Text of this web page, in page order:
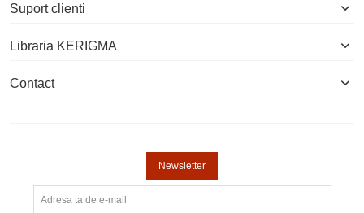
Suport clienti
Libraria KERIGMA
Contact
Newsletter